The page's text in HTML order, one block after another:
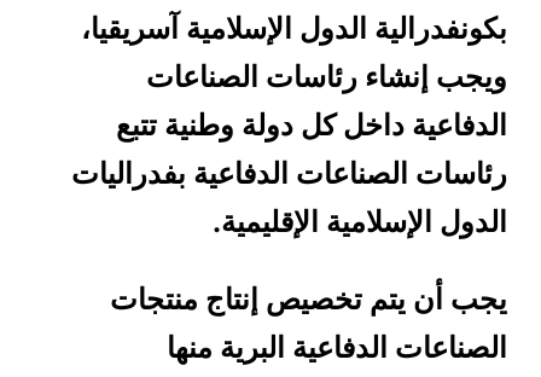
بكونفدرالية الدول الإسلامية آسريقيا،
ويجب إنشاء رئاسات الصناعات
الدفاعية داخل كل دولة وطنية تتبع
رئاسات الصناعات الدفاعية بفدراليات
الدول الإسلامية الإقليمية.
يجب أن يتم تخصيص إنتاج منتجات
الصناعات الدفاعية البرية منها